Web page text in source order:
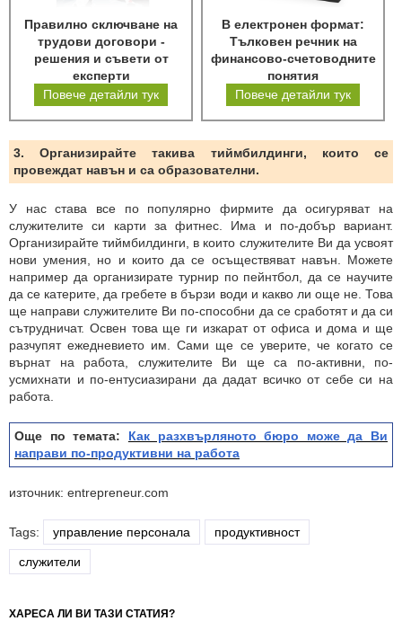
Правилно сключване на
трудови договори -
решения и съвети от
експерти
Повече детайли тук
В електронен формат:
Тълковен речник на
финансово-счетоводните
понятия
Повече детайли тук
3. Организирайте такива тиймбилдинги, които се
провеждат навън и са образователни.
У нас става все по популярно фирмите да осигуряват на
служителите си карти за фитнес. Има и по-добър вариант.
Организирайте тиймбилдинги, в които служителите Ви да усвоят
нови умения, но и които да се осъществяват навън. Можете
например да организирате турнир по пейнтбол, да се научите
да се катерите, да гребете в бързи води и какво ли още не. Това
ще направи служителите Ви по-способни да се сработят и да си
сътрудничат. Освен това ще ги изкарат от офиса и дома и ще
разчупят ежедневието им. Сами ще се уверите, че когато се
върнат на работа, служителите Ви ще са по-активни, по-
усмихнати и по-ентусиазирани да дадат всичко от себе си на
работа.
Още по темата: Как разхвърляното бюро може да Ви
направи по-продуктивни на работа
източник: entrepreneur.com
Tags: управление персонала продуктивност
служители
ХАРЕСА ЛИ ВИ ТАЗИ СТАТИЯ?